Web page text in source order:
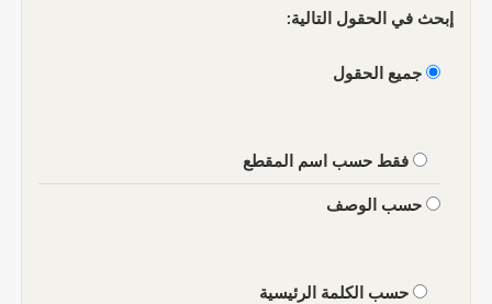
إبحث في الحقول التالية:
جميع الحقول
فقط حسب اسم المقطع
حسب الوصف
حسب الكلمة الرئيسية